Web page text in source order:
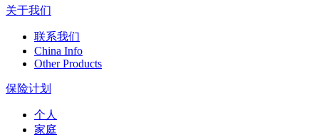
关于我们
联系我们
China Info
Other Products
保险计划
个人
家庭